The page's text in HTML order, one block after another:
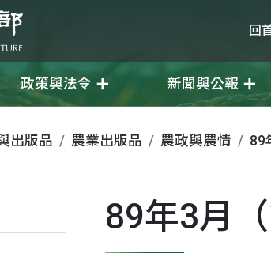
回
政策與法令 新聞與公報
出版品 農業出版品 農政與農情 89
89年3月（